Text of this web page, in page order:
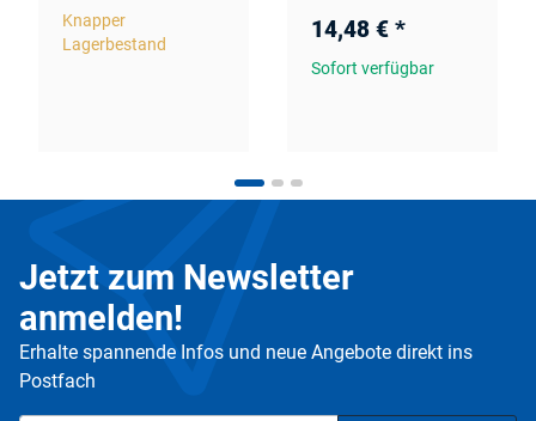
Knapper
Lagerbestand
14,48 € *
Sofort verfügbar
Jetzt zum Newsletter
anmelden!
Erhalte spannende Infos und neue Angebote direkt ins
Postfach